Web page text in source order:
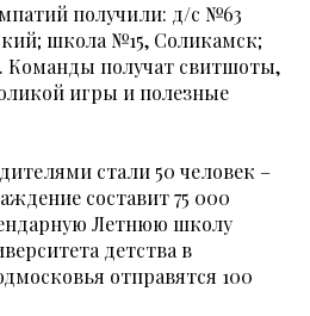
получили: д/с №63
школа №15, Соликамск;
Команды получат свитшоты,
игры и полезные
стали 50 человек –
составит 75 000
Летнюю школу
детства в
отправятся 100